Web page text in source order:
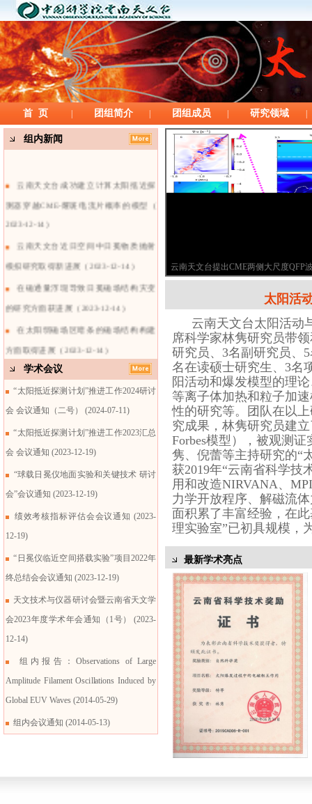
首 页 团组简介 团组成员 研究领域
组内新闻
云南天文台成功建立计算太阳抵近探
测器穿越CME-耀斑电流片概率的模型
2023-12-14 )
云南天文台近日空间中日冕物质抛射
模拟研究取得新进展 ( 2023-12-14 )
在磁通量浮现导致日冕磁场结构灾变
的研究方面获进展 ( 2023-12-14 )
在太阳弱磁场区暗条的磁场结构构建
方面取得进展 ( 2023-12-14 )
在湍动磁重联电流片中带电粒子的加
速研究方面获进( 2023-12-14 )
在太阳紫外暴理论研究方面获进展
2023-12-14 )
学术会议
“太阳抵近探测计划”推进工作2024研讨
会 会议通知（二号）
(2024-07-11)
“太阳抵近探测计划”推进工作2023汇总
会 会议通知 (2023-12-19)
“球载日冕仪地面实验和关键技术 研讨
会”会议通知 (2023-12-19)
绩效考核指标评估会会议通知 (2023-
12-19)
“日冕仪临近空间搭载实验”项目2022年
终总结会会议通知 (2023-12-19)
天文技术与仪器研讨会暨云南省天文学
会2023年度学术年会通知（1号）
(2023-
12-14)
组内报告：Observations of Large
Amplitude Filament Oscillations Induced by
Global EUV Waves (2014-05-29)
组内会议通知 (2014-05-13)
云南天文台提出CME两侧大尺度QFP
太阳活
云南天文台太阳活动
席科学家林隽研究员带
研究员、3名副研究员、
名在读硕士研究生、3名
阳活动和爆发模型的理
等离子体加热和粒子加
性的研究等。团队在以
究成果，林隽研究员建
Forbes模型），被观测
隽、倪蕾等主持研究的“
获2019年“云南省科学技
用和改造NIRVANA、
力学开放程序、解磁流
面积累了丰富经验，在
理实验室”已初具规模，
最新学术亮点